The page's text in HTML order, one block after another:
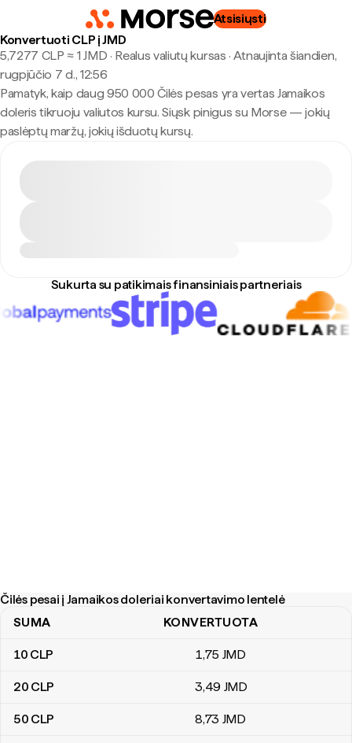
Atsisiųsti
Konvertuoti CLP į JMD
5,7277 CLP ≈ 1 JMD · Realus valiutų kursas · Atnaujinta šiandien,
rugpjūčio 7 d., 12:56
Pamatyk, kaip daug 950 000 Čilės pesas yra vertas Jamaikos
doleris tikruoju valiutos kursu. Siųsk pinigus su Morse — jokių
paslėptų maržų, jokių išduotų kursų.
Sukurta su patikimais finansiniais partneriais
Čilės pesai į Jamaikos doleriai konvertavimo lentelė
Čilės pesai į Jamaikos doleriai konvertavimo lentelė
SUMA KONVERTUOTA
10 CLP 1,75 JMD
20 CLP 3,49 JMD
50 CLP 8,73 JMD